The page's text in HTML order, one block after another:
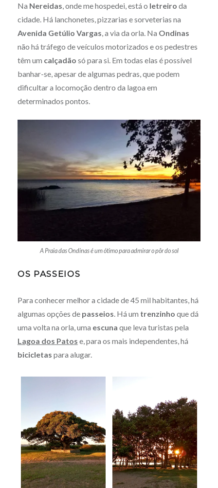
Na Nereidas , onde me hospedei, está o letreiro da
cidade. Há lanchonetes, pizzarias e sorveterias na
Avenida Getúlio Vargas , a via da orla. Na Ondinas
não há tráfego de veículos motorizados e os pedestres
têm um calçadão só para si. Em todas elas é possível
banhar-se, apesar de algumas pedras, que podem
dificultar a locomoção dentro da lagoa em
determinados pontos.
A Praia das Ondinas é um ótimo para admirar o pôr do sol
OS PASSEIOS
Para conhecer melhor a cidade de 45 mil habitantes, há
algumas opções de passeios. Há um trenzinho que dá
uma volta na orla, uma escuna que leva turistas pela
Lagoa dos Patos e, para os mais independentes, há
bicicletas para alugar.